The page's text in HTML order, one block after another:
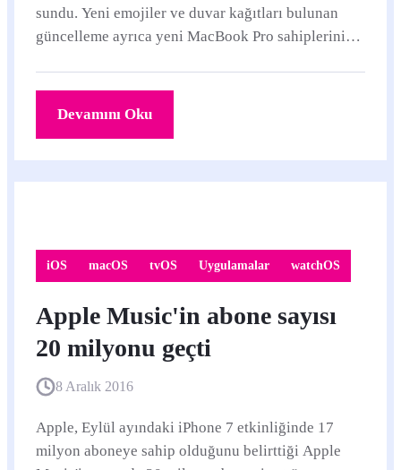
sundu. Yeni emojiler ve duvar kağıtları bulunan
güncelleme ayrıca yeni MacBook Pro sahiplerinin
Devamını Oku
iOS macOS tvOS Uygulamalar watchOS
Apple Music'in abone sayısı
20 milyonu geçti
8 Aralık 2016
Apple, Eylül ayındaki iPhone 7 etkinliğinde 17
milyon aboneye sahip olduğunu belirttiği Apple